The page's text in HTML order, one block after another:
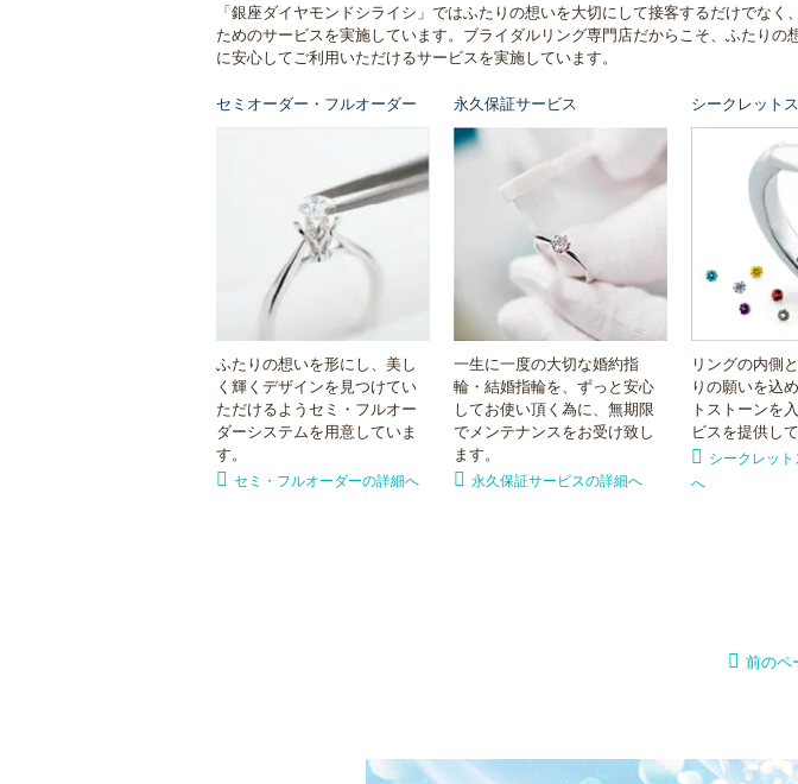
「銀座ダイヤモンドシライシ」ではふたりの想いを大切にして接客するだけでな
ためのサービスを実施しています。ブライダルリング専門店だからこそ、ふたり
に安心してご利用いただけるサービスを実施しています。
セミオーダー・フルオーダー
ふたりの想いを形にし、美し
く輝くデザインを見つけてい
ただけるようセミ・フルオー
ダーシステムを用意していま
す。
セミ・フルオーダーの詳細へ
永久保証サービス
一生に一度の大切な婚約指
輪・結婚指輪を、ずっと安心
してお使い頂く為に、無期限
でメンテナンスをお受け致し
ます。
永久保証サービスの詳細へ
シークレット
リングの内側
りの願いを込
トストーンを
ビスを提供して
シークレッ
へ
前のペ